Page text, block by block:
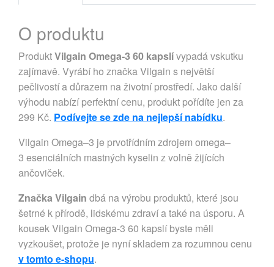
O produktu
ProduktVilgain Omega-3 60 kapslívypadá vskutku
zajímavě. Vyrábí ho značka Vilgain s největší
pečlivostí a důrazem na životní prostředí. Jako další
výhodu nabízí perfektní cenu, produkt pořídíte jen za
299 Kč. Podívejte se zde na nejlepší nabídku.
Vilgain Omega–3 je prvotřídním zdrojem omega–
3 esenciálních mastných kyselin z volně žijících
ančoviček.
Značka Vilgain dbá na výrobu produktů, které jsou
šetrné k přírodě, lidskému zdraví a také na úsporu. A
kousek Vilgain Omega-3 60 kapslí byste měli
vyzkoušet, protože je nyní skladem za rozumnou cenu
v tomto e-shopu.